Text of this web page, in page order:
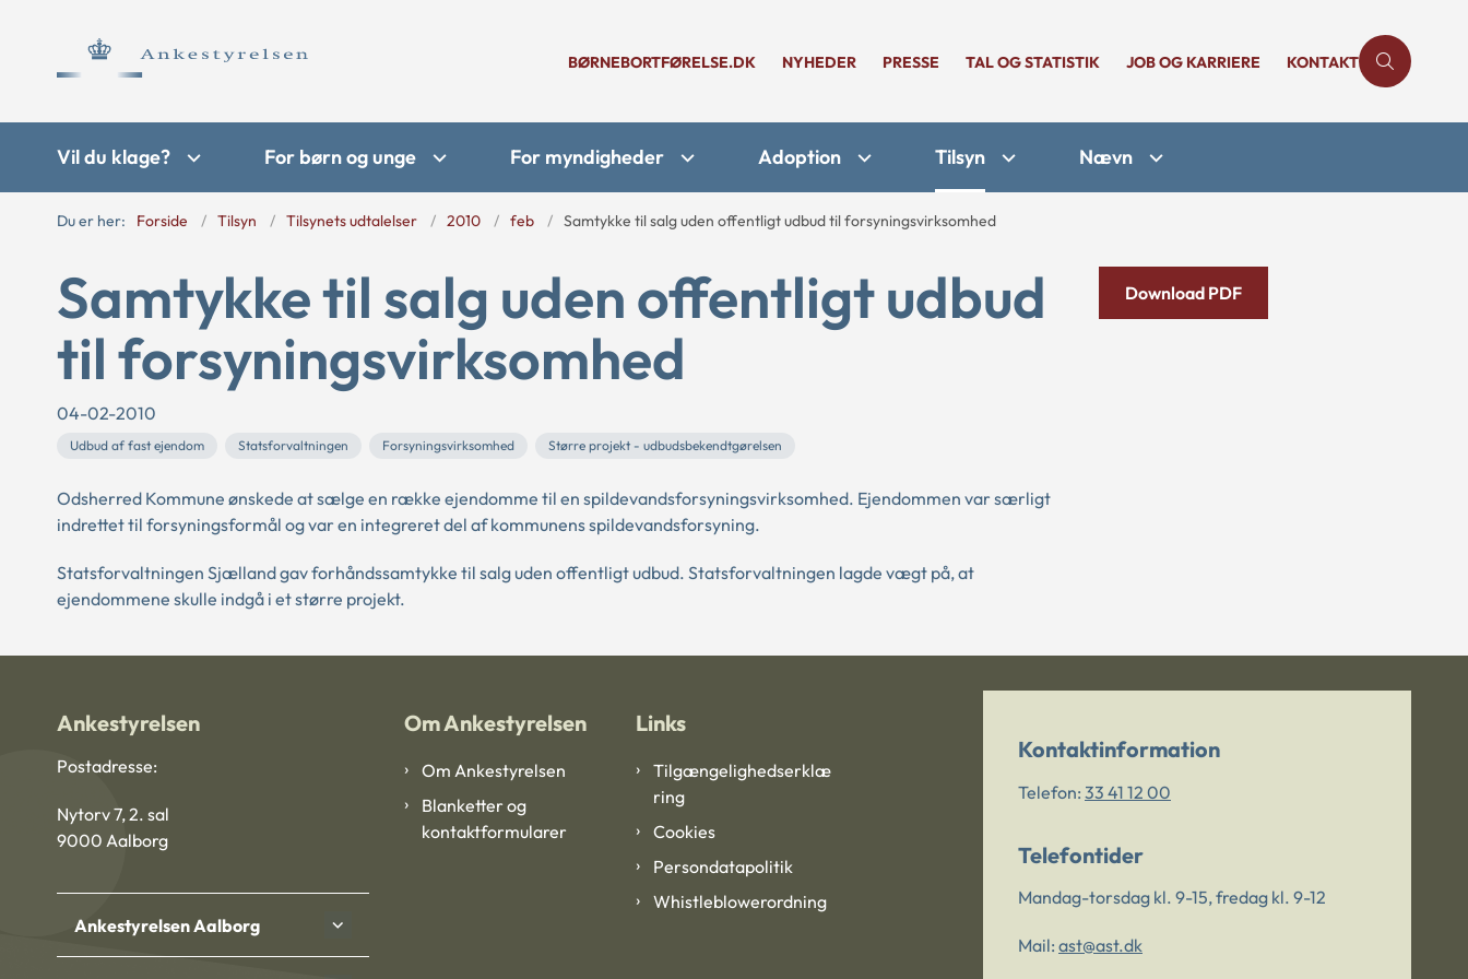
BØRNEBORTFØRELSE.DK NYHEDER PRESSE TAL OG STATISTIK JOB OG KARRIERE KONTAKT
Vil du klage? For børn og unge For myndigheder Adoption Tilsyn Nævn
Du er her: Forside Tilsyn Tilsynets udtalelser 2010 feb Samtykke til salg uden offentligt udbud til forsyningsvirksomhed
Samtykke til salg uden offentligt udbud
til forsyningsvirksomhed
04-02-2010
Udbud af fast ejendom Statsforvaltningen Forsyningsvirksomhed Større projekt - udbudsbekendtgørelsen
Odsherred Kommune ønskede at sælge en række ejendomme til en spildevandsforsyningsvirksomhed. Ejendommen var særligt
indrettet til forsyningsformål og var en integreret del af kommunens spildevandsforsyning.
Statsforvaltningen Sjælland gav forhåndssamtykke til salg uden offentligt udbud. Statsforvaltningen lagde vægt på, at
ejendommene skulle indgå i et større projekt.
Download PDF
Ankestyrelsen
Postadresse:
Nytorv 7, 2. sal
9000 Aalborg
Ankestyrelsen Aalborg
Om Ankestyrelsen
Om Ankestyrelsen
Blanketter og
kontaktformularer
Links
Tilgængelighedserklæ
ring
Cookies
Persondatapolitik
Whistleblowerordning
Kontaktinformation
Telefon: 33 41 12 00
Telefontider
Mandag-torsdag kl. 9-15, fredag kl. 9-12
Mail: ast@ast.dk